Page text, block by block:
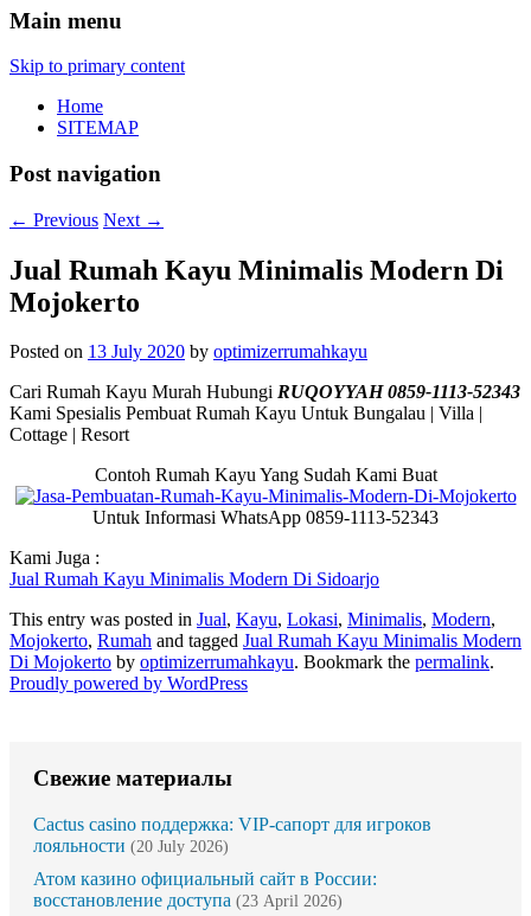
Main menu
Skip to primary content
Home
SITEMAP
Post navigation
← Previous Next →
Jual Rumah Kayu Minimalis Modern Di
Mojokerto
Posted on 13 July 2020 by optimizerrumahkayu
Cari Rumah Kayu Murah Hubungi RUQOYYAH 0859-1113-52343
Kami Spesialis Pembuat Rumah Kayu Untuk Bungalau | Villa |
Cottage | Resort
Contoh Rumah Kayu Yang Sudah Kami Buat
Untuk Informasi WhatsApp 0859-1113-52343
Kami Juga :
Jual Rumah Kayu Minimalis Modern Di Sidoarjo
This entry was posted in Jual, Kayu, Lokasi, Minimalis, Modern,
Mojokerto, Rumah and tagged Jual Rumah Kayu Minimalis Modern
Di Mojokerto by optimizerrumahkayu. Bookmark the permalink.
Proudly powered by WordPress
Свежие материалы
Cactus casino поддержка: VIP-сапорт для игроков
лояльности (20 July 2026)
Атом казино официальный сайт в России:
восстановление доступа (23 April 2026)